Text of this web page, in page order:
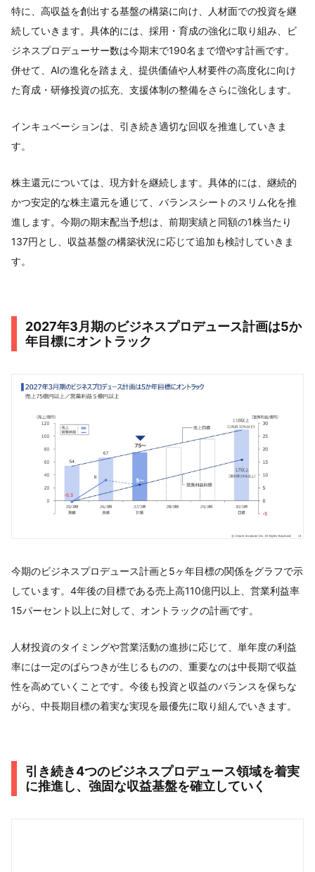
特に、高収益を創出する基盤の構築に向け、人材面での投資を継
続していきます。具体的には、採用・育成の強化に取り組み、ビ
ジネスプロデューサー数は今期末で190名まで増やす計画です。
併せて、AIの進化を踏まえ、提供価値や人材要件の高度化に向け
た育成・研修投資の拡充、支援体制の整備をさらに強化します。
インキュベーションは、引き続き適切な回収を推進していきま
す。
株主還元については、現方針を継続します。具体的には、継続的
かつ安定的な株主還元を通じて、バランスシートのスリム化を推
進します。今期の期末配当予想は、前期実績と同額の1株当たり
137円とし、収益基盤の構築状況に応じて追加も検討していきま
す。
2027年3月期のビジネスプロデュース計画は5か
年目標にオントラック
今期のビジネスプロデュース計画と5ヶ年目標の関係をグラフで示
しています。4年後の目標である売上高110億円以上、営業利益率
15パーセント以上に対して、オントラックの計画です。
人材投資のタイミングや営業活動の進捗に応じて、単年度の利益
率には一定のばらつきが生じるものの、重要なのは中長期で収益
性を高めていくことです。今後も投資と収益のバランスを保ちな
がら、中長期目標の着実な実現を最優先に取り組んでいきます。
引き続き4つのビジネスプロデュース領域を着実
に推進し、強固な収益基盤を確立していく